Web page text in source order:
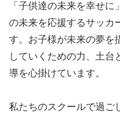
「子供達の未来を幸せ
の未来を応援するサッカ
す。お子様が未来の夢を
していくための力、土台
導を心掛けています。
私たちのスクールで過ご